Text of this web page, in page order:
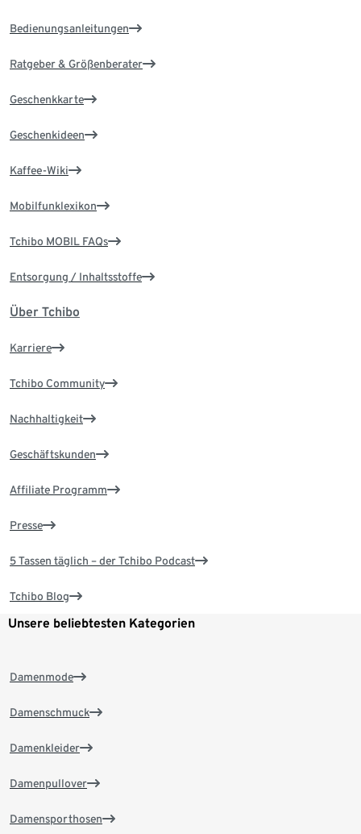
Bedienungsanleitungen
Ratgeber & Größenberater
Geschenkkarte
Geschenkideen
Kaffee-Wiki
Mobilfunklexikon
Tchibo MOBIL FAQs
Entsorgung / Inhaltsstoffe
Über Tchibo
Karriere
Tchibo Community
Nachhaltigkeit
Geschäftskunden
Affiliate Programm
Presse
5 Tassen täglich – der Tchibo Podcast
Tchibo Blog
Unsere beliebtesten Kategorien
Damenmode
Damenschmuck
Damenkleider
Damenpullover
Damensporthosen